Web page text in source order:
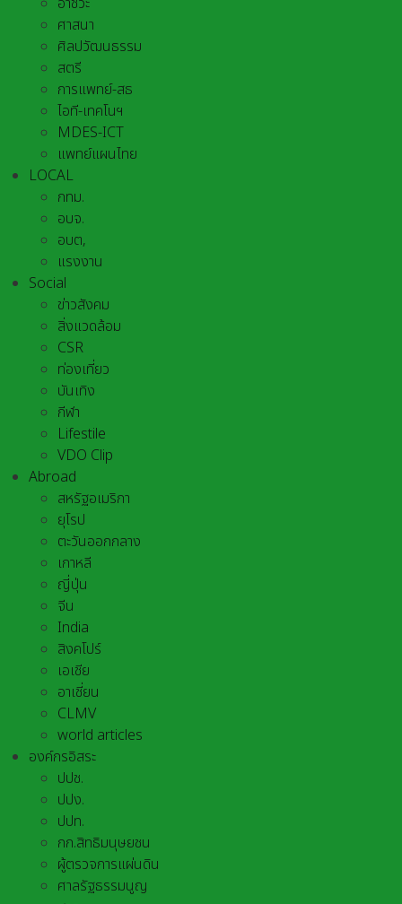
ศาสนา
ศิลปวัฒนธรรม
สตรี
การแพทย์-สธ
ไอที-เทคโนฯ
MDES-ICT
แพทย์แผนไทย
LOCAL
กทม.
อบจ.
อบต,
แรงงาน
Social
ข่าวสังคม
สิ่งแวดล้อม
CSR
ท่องเที่ยว
บันเทิง
กีฬา
Lifestile
VDO Clip
Abroad
สหรัฐอเมริกา
ยุโรป
ตะวันออกกลาง
เกาหลี
ญี่ปุ่น
จีน
India
สิงคโปร์
เอเชีย
อาเชี่ยน
CLMV
world articles
องค์กรอิสระ
ปปช.
ปปง.
ปปท.
กก.สิทธิมนุษยชน
ผู้ตรวจการแผ่นดิน
ศาลรัฐธรรมนูญ